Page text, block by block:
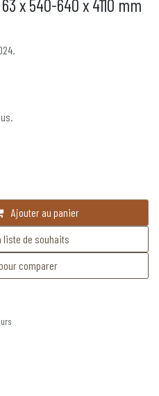
x 540-640 x 4110 mm
Ajouter au panier
comparer
liste de souhaits